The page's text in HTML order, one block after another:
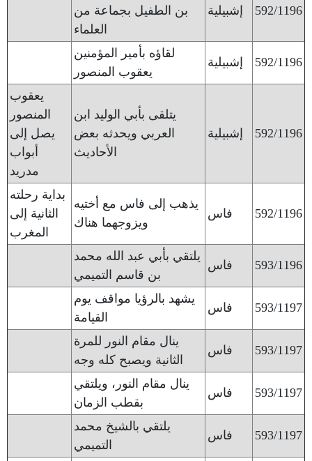
592/1196 إشبيلية
بن الطفيل بجماعة من
العلماء
592/1196 إشبيلية
لقاؤه بأمير المؤمنين
يعقوب المنصور
592/1196 إشبيلية
يتلقى بأبي الوليد ابن
العربي ويحدثه بعض
الأحاديث
يعقوب
المنصور
يصل إلى
أبواب
مدريد
592/1196 فاس
يذهب إلى فاس مع أختيه
ويزوجهما هناك
بداية رحلته
الثانية إلى
المغرب
593/1196 فاس
يلتقي بأبي عبد الله محمد
بن قاسم التميمي
593/1197 فاس
يشهد بالرؤيا مواقف يوم
القيامة
593/1197 فاس
ينال مقام النور للمرة
الثانية ويصبح كله وجه
593/1197 فاس
ينال مقام النور، ويلتقي
بقطب الزمان
593/1197 فاس
يلتقي بالشيخ محمد
التميمي